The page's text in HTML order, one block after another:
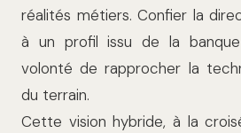
réalités métiers. Confier la
à un profil issu de la
volonté de rapprocher la
du terrain.
Cette vision hybride, à la